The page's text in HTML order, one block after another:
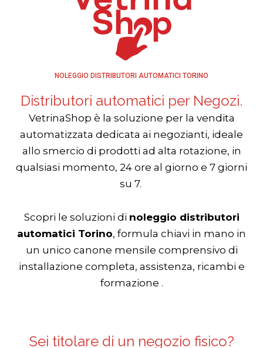
NOLEGGIO DISTRIBUTORI AUTOMATICI TORINO
Distributori automatici per Negozi.
VetrinaShop è la soluzione per la vendita
automatizzata dedicata ai negozianti, ideale
allo smercio di prodotti ad alta rotazione, in
qualsiasi momento, 24 ore al giorno e 7 giorni
su 7.
Scopri le soluzioni di noleggio distributori
automatici Torino, formula chiavi in mano in
un unico canone mensile comprensivo di
installazione completa, assistenza, ricambi e
formazione .
Sei titolare di un negozio fisico?